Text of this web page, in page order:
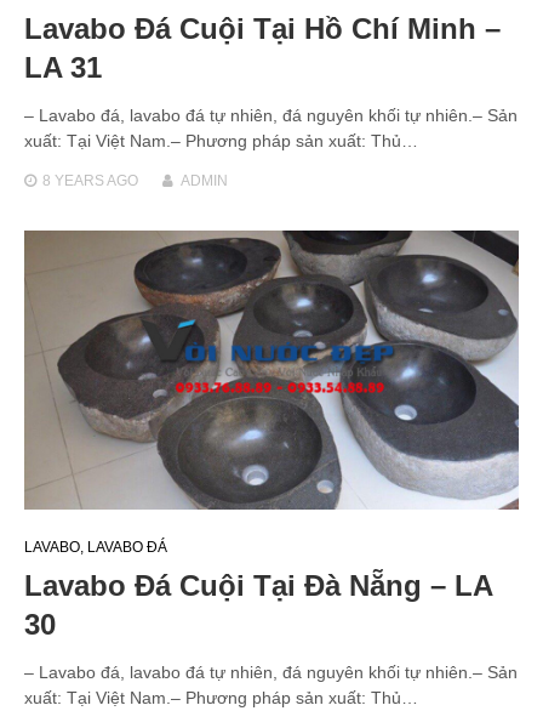
Lavabo Đá Cuội Tại Hồ Chí Minh –
LA 31
– Lavabo đá, lavabo đá tự nhiên, đá nguyên khối tự nhiên.– Sản
xuất: Tại Việt Nam.– Phương pháp sản xuất: Thủ…
8 YEARSAGO ADMIN
LAVABO, LAVABO ĐÁ
Lavabo Đá Cuội Tại Đà Nẵng – LA
30
– Lavabo đá, lavabo đá tự nhiên, đá nguyên khối tự nhiên.– Sản
xuất: Tại Việt Nam.– Phương pháp sản xuất: Thủ…